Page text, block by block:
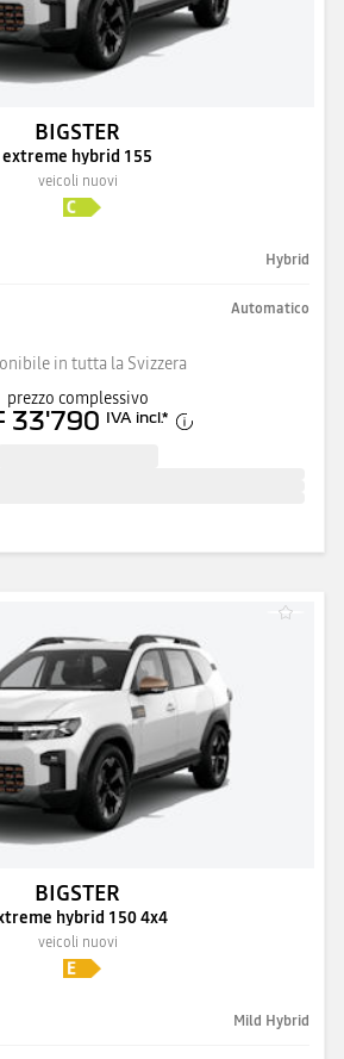
BIGSTER
extreme hybrid 155
veicoli nuovi
Hybrid
Automatico
in tutta la Svizzera
prezzo complessivo
33'790 IVA incl.*
BIGSTER
hybrid 150 4x4
veicoli nuovi
Mild Hybrid